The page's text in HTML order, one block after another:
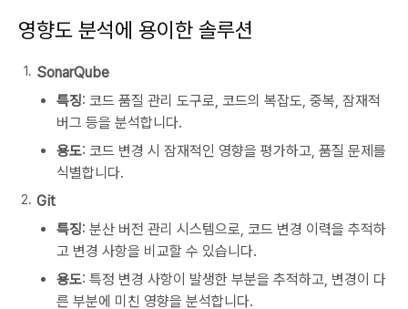
영향도 분석에 용이한 솔루션
SonarQube
특징: 코드 품질 관리 도구로, 코드의 복잡도, 중복, 잠재적
버그 등을 분석합니다.
용도: 코드 변경 시 잠재적인 영향을 평가하고, 품질 문제를
식별합니다.
Git
특징: 분산 버전 관리 시스템으로, 코드 변경 이력을 추적하
고 변경 사항을 비교할 수 있습니다.
용도: 특정 변경 사항이 발생한 부분을 추적하고, 변경이 다
른 부분에 미친 영향을 분석합니다.